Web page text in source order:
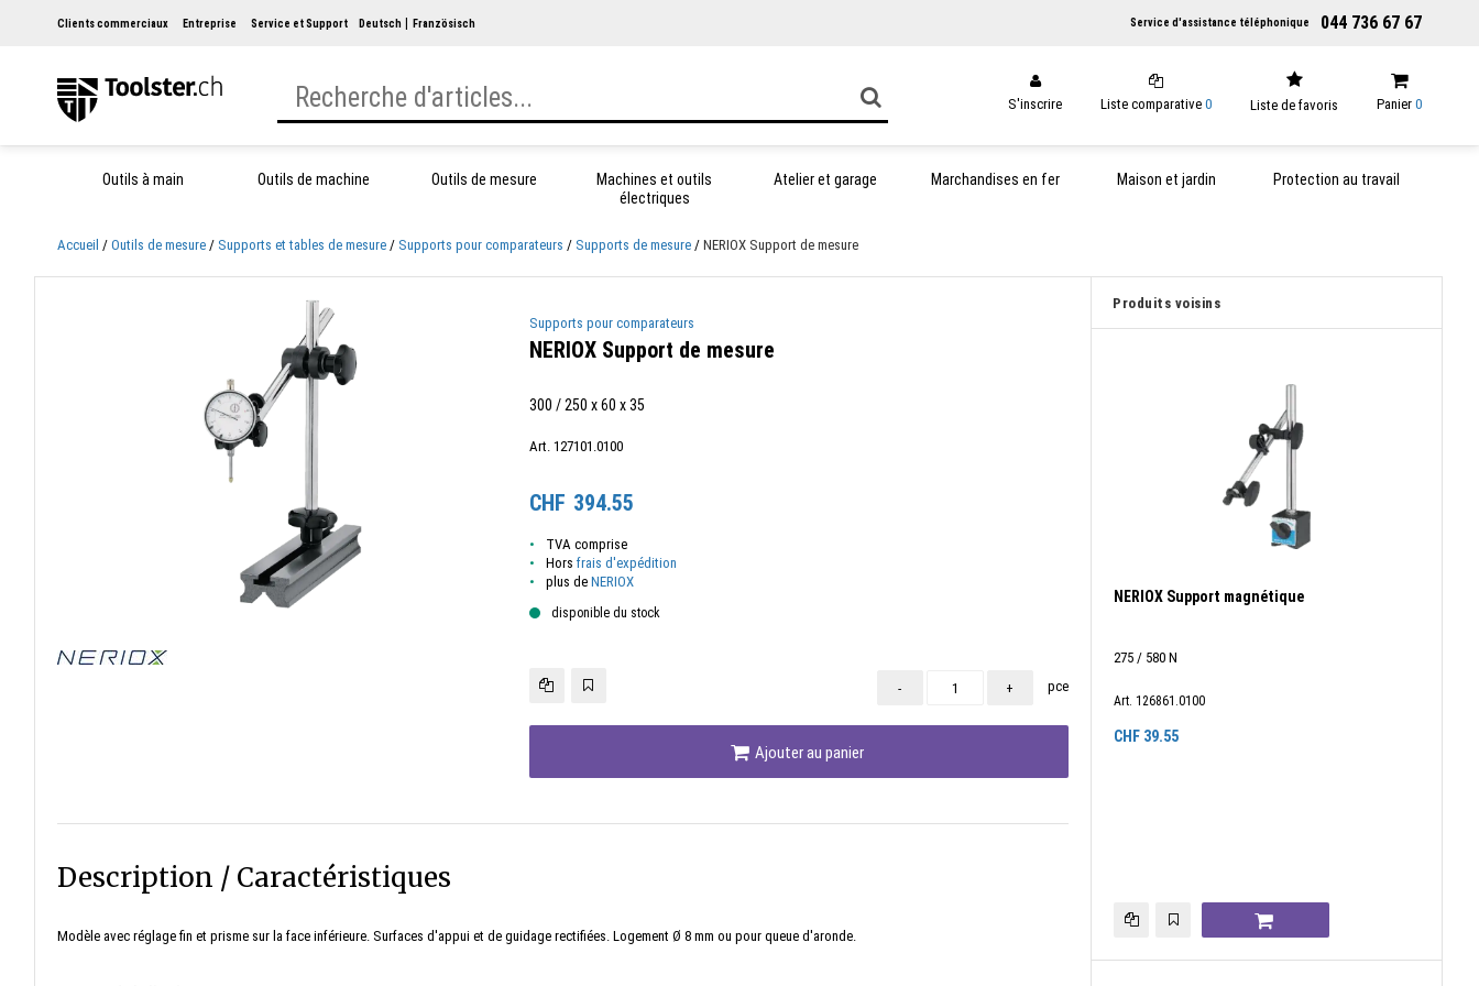
Clients commerciaux Entreprise Service et Support Deutsch Französisch Service d'assistance téléphonique 044 736 67 67
S'inscrire Liste comparative 0 Liste de favoris Panier 0
Outils à main Outils de machine Outils de mesure
Machines et outils
électriques
Atelier et garage Marchandises en fer Maison et jardin Protection au travail
Accueil Outils de mesure Supports et tables de mesure Supports pour comparateurs Supports de mesure NERIOX Support de mesure
Supports pour comparateurs
NERIOX Support de mesure
300 / 250 x 60 x 35
Art. 127101.0100
CHF 394.55
TVA comprise
Hors frais d'expédition
plus de NERIOX
disponible du stock
- + pce
Ajouter au panier
Description / Caractéristiques
Modèle avec réglage fin et prisme sur la face inférieure. Surfaces d'appui et de guidage rectifiées. Logement Ø 8 mm ou pour queue d'aronde.
Produits voisins
NERIOX Support magnétique
275 / 580 N
Art. 126861.0100
CHF 39.55